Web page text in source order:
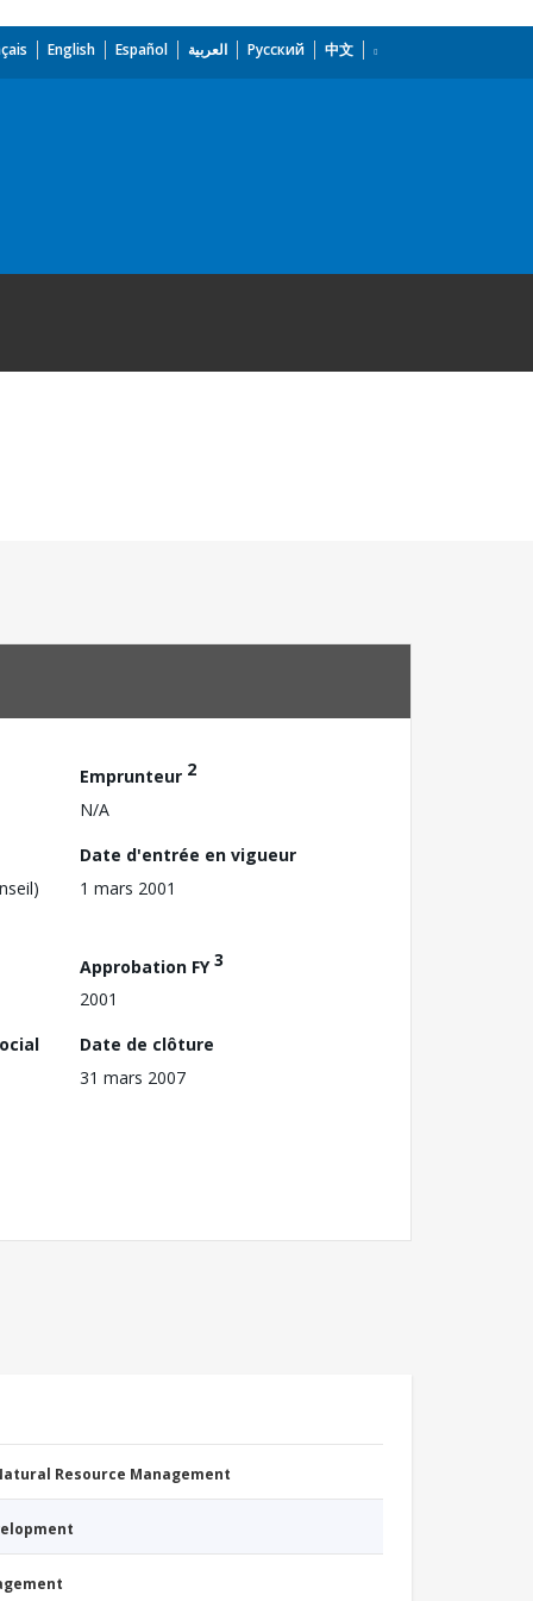
English Español العربية Русский 中文
Emprunteur 2
N/A
Date d'entrée en vigueur
1 mars 2001
Approbation FY3
2001
Date de clôture
31 mars 2007
Resource Management